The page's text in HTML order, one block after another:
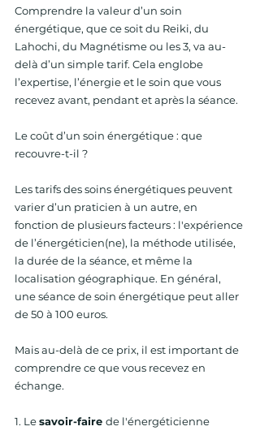
Comprendre la valeur d’un soin
énergétique, que ce soit du Reiki, du
Lahochi, du Magnétisme ou les 3, va au-
delà d’un simple tarif. Cela englobe
l’expertise, l’énergie et le soin que vous
recevez avant, pendant et après la séance.
Le coût d’un soin énergétique : que
recouvre-t-il ?
Les tarifs des soins énergétiques peuvent
varier d’un praticien à un autre, en
fonction de plusieurs facteurs : l'expérience
de l’énergéticien(ne), la méthode utilisée,
la durée de la séance, et même la
localisation géographique. En général,
une séance de soin énergétique peut aller
de 50 à 100 euros.
Mais au-delà de ce prix, il est important de
comprendre ce que vous recevez en
échange.
1. Le savoir-faire de l'énergéticienne